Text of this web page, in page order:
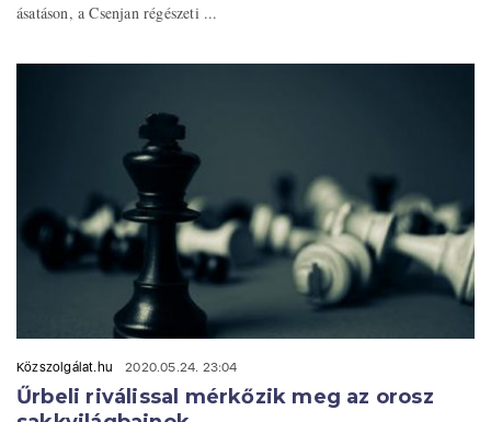
ásatáson, a Csenjan régészeti ...
Közszolgálat.hu 2020.05.24. 23:04
Űrbeli riválissal mérkőzik meg az orosz